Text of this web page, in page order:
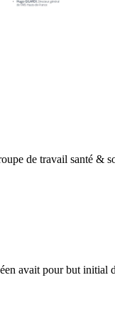
de travail santé &
avait pour but initial